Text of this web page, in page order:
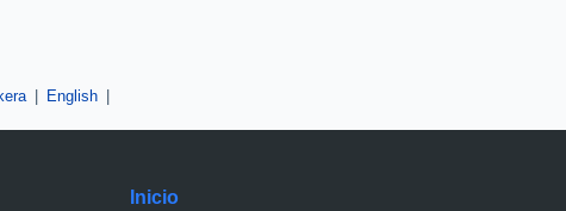
| English
Inicio